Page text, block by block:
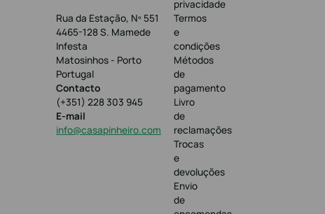
Rua da Estação, Nº 551
4465-128 S. Mamede
Infesta
Matosinhos - Porto
Portugal
Contacto
(+351) 228 303 945
E-mail
info@casapinheiro.com
privacidade
Termos
e
condições
Métodos
de
pagamento
Livro
de
reclamações
Trocas
e
devoluções
Envio
de